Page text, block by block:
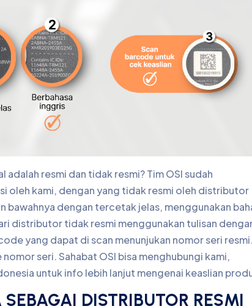
resmi dan tidak resmi? Tim OSI sudah
oleh kami, dengan yang tidak resmi oleh distributor
bawahnya dengan tercetak jelas, menggunakan
distributor tidak resmi menggunakan tulisan
yang dapat di scan menunjukan nomor seri resmi.
seri. Sahabat OSI bisa menghubungi kami,
untuk info lebih lanjut mengenai keaslian
DISTRIBUTOR RESMI